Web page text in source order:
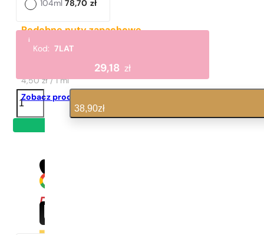
Podobne nuty zapachowe
Eternity
4,50 zł / 1 ml
Zobacz produkt
78,70 zł
104ml
i
Kod:7LAT
29,18 zł
ilość
N°
149
38,90zł